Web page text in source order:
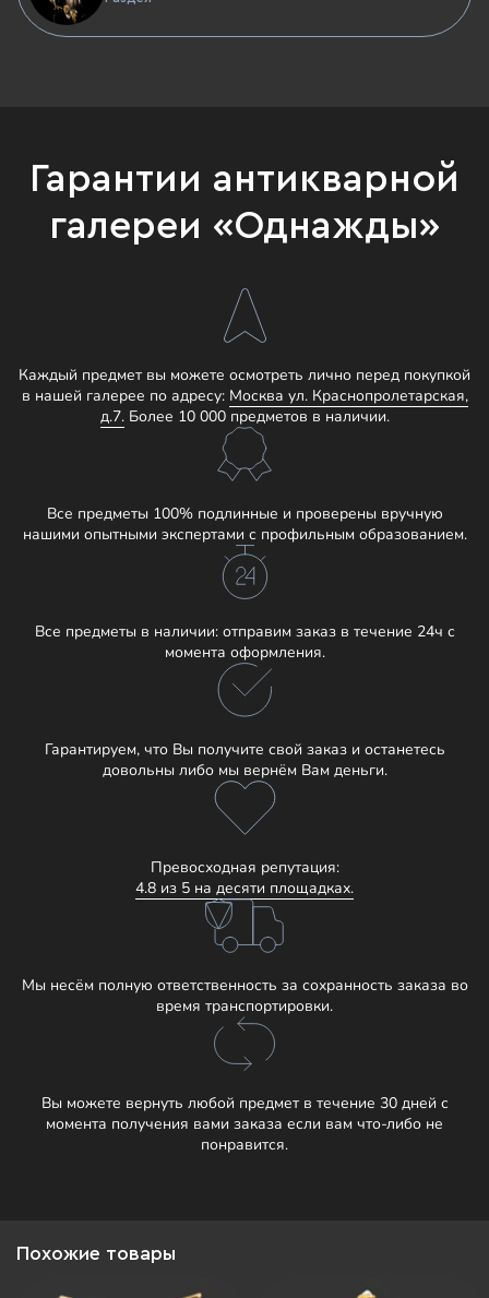
Гарантии антикварной
галереи «Однажды»
Каждый предмет вы можете осмотреть лично перед покупкой
в нашей галерее по адресу: Москва ул. Краснопролетарская,
д.7.Более 10 000 предметов в наличии.
Все предметы 100% подлинные и проверены вручную
нашими опытными экспертами с профильным образованием.
Все предметы в наличии: отправим заказ в течение 24ч с
момента оформления.
Гарантируем, что Вы получите свой заказ и останетесь
довольны либо мы вернём Вам деньги.
Превосходная репутация:
4.8 из 5 на десяти площадках.
Мы несём полную ответственность за сохранность заказа во
время транспортировки.
Вы можете вернуть любой предмет в течение 30 дней с
момента получения вами заказа если вам что-либо не
понравится.
Похожие товары